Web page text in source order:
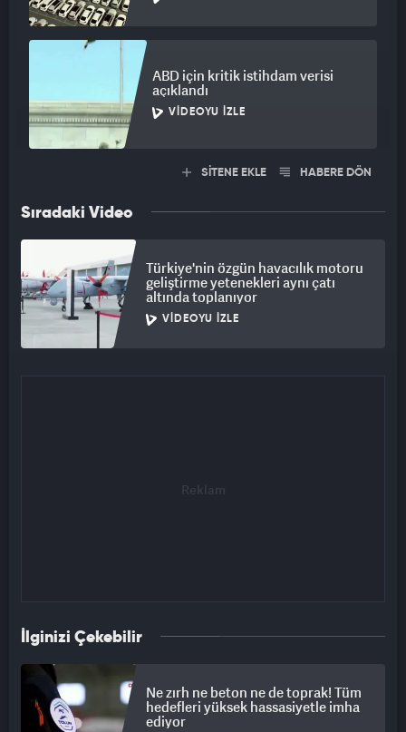
ABD için kritik istihdam verisi
açıklandı
VIDEOYU İZLE
SİTENE EKLE HABERE DÖN
Sıradaki Video
Türkiye'nin özgün havacılık motoru
geliştirme yetenekleri aynı çatı
altında toplanıyor
VIDEOYU İZLE
İlginizi Çekebilir
Ne zırh ne beton ne de toprak! Tüm
hedefleri yüksek hassasiyetle imha
ediyor